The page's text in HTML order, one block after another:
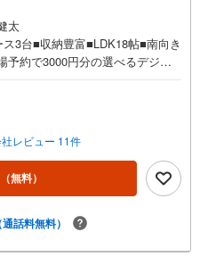
太
3台■収納豊富■LDK18帖■南向き
予約で3000円分の選べるデジタ
店舗で展開中！こちらでは当社
ご紹介！1.＜豊富な不動産知識
...と種別を問わず不動産を取り
施設や商業施設、子育て環境や
合し、お客様により良い物件選び
りとサポートさせて頂きます。
ど住宅に関する様々なご質問は
て頂きます。各店舗ではキッズ
レビュー 11件
（無料）
通話料無料）